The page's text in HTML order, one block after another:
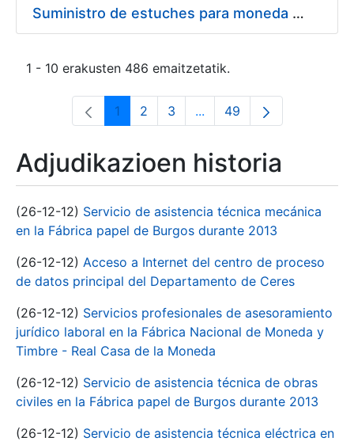
Suministro de estuches para moneda de 30 €
1 - 10 erakusten 486 emaitzetatik.
Orrialdea
1 Orrialdea
2 Orrialdea
3 ...Intermediate Pages Use
Orrialdea
49
Adjudikazioen historia
(26-12-12) Servicio de asistencia técnica mecánica
en la Fábrica papel de Burgos durante 2013
(26-12-12) Acceso a Internet del centro de proceso
de datos principal del Departamento de Ceres
(26-12-12) Servicios profesionales de asesoramiento
jurídico laboral en la Fábrica Nacional de Moneda y
Timbre - Real Casa de la Moneda
(26-12-12) Servicio de asistencia técnica de obras
civiles en la Fábrica papel de Burgos durante 2013
(26-12-12) Servicio de asistencia técnica eléctrica en